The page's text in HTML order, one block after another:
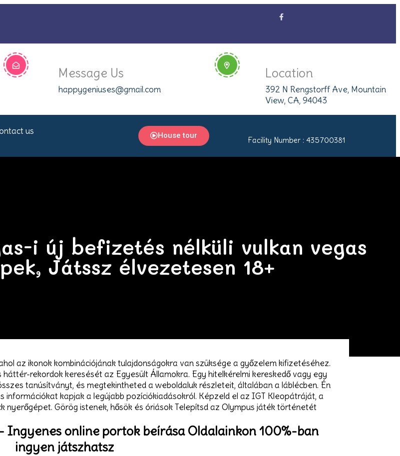
Message Us
happygeniuses@gmail.com
Location
392 N Rengstorff Ave, Mountain
View, CA, 94043
us House tour
Facility Number : 435700381
i új befizetés nélküli vulkan vegas
Játssz élvezetesen 18+
az ikonok kombinációjának tulajdonságokra van szüksége a győzelem kifizetéséhez.
rekordok keresését az Egyesült Államokra. Egy hitelkérelmi kereskedő vagy egy
tanúsítványt, és megtekintheted a weboldaluk részleteit, általában a láblécben. Én
kapjak a legújabb pozíciókiadásokról. Képzeld el az IGT Kleopátráját, a
nyerőgépet. Görög istenek, hősök és óriások Telepítsd az Olympus játék történetét
Ingyenes online portok beírása Oldalainkon 100%-ban
ingyen játszhatsz